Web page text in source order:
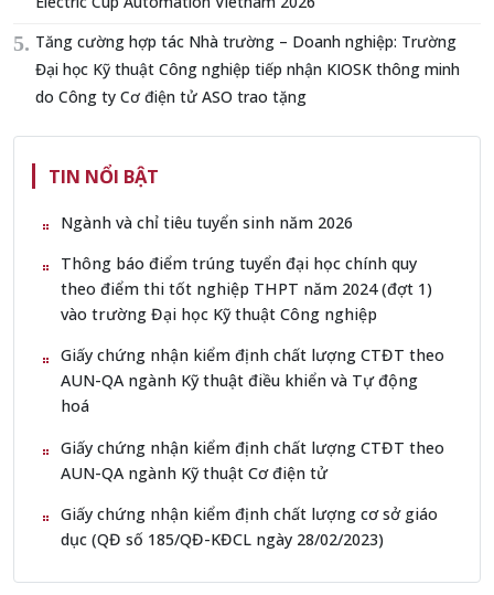
Tăng cường hợp tác Nhà trường – Doanh nghiệp: Trường
Đại học Kỹ thuật Công nghiệp tiếp nhận KIOSK thông minh
do Công ty Cơ điện tử ASO trao tặng
TIN NỔI BẬT
Ngành và chỉ tiêu tuyển sinh năm 2026
Thông báo điểm trúng tuyển đại học chính quy
theo điểm thi tốt nghiệp THPT năm 2024 (đợt 1)
vào trường Đại học Kỹ thuật Công nghiệp
Giấy chứng nhận kiểm định chất lượng CTĐT theo
AUN-QA ngành Kỹ thuật điều khiển và Tự động
hoá
Giấy chứng nhận kiểm định chất lượng CTĐT theo
AUN-QA ngành Kỹ thuật Cơ điện tử
Giấy chứng nhận kiểm định chất lượng cơ sở giáo
dục (QĐ số 185/QĐ-KĐCL ngày 28/02/2023)